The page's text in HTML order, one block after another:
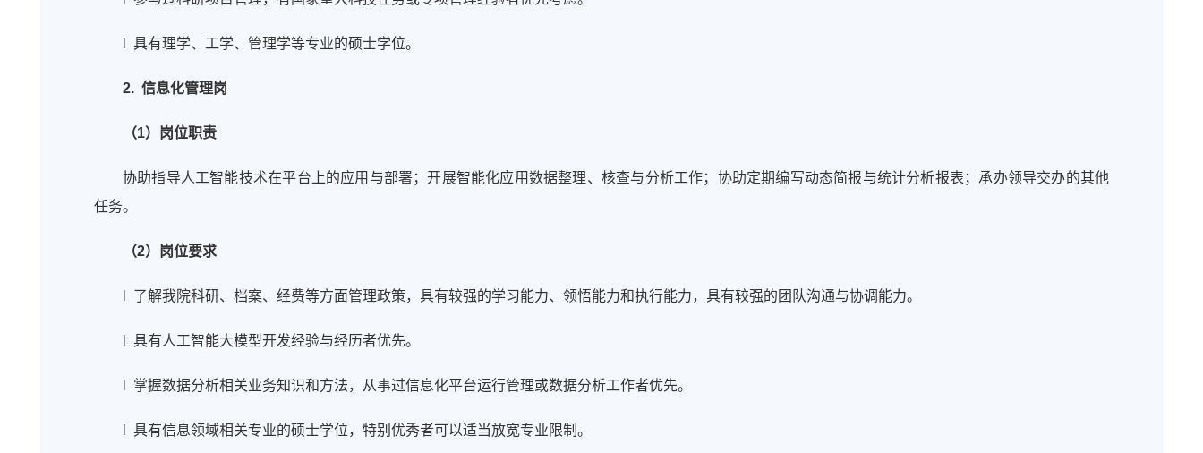
l 具有理学、工学、管理学等专业的硕士学位。
2. 信息化管理岗
（1）岗位职责
协助指导人工智能技术在平台上的应用与部署；开展智能化应用数据整理、核查与分析工作；协助定期编写动态简报与统计分析报表；承办领导交办的其他
任务。
（2）岗位要求
l 了解我院科研、档案、经费等方面管理政策，具有较强的学习能力、领悟能力和执行能力，具有较强的团队沟通与协调能力。
l 具有人工智能大模型开发经验与经历者优先。
l 掌握数据分析相关业务知识和方法，从事过信息化平台运行管理或数据分析工作者优先。
l 具有信息领域相关专业的硕士学位，特别优秀者可以适当放宽专业限制。